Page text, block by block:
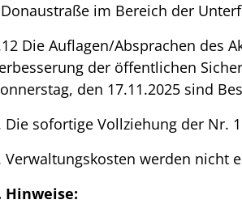
im Bereich der
Die Auflagen/Absprachen des
der öffentlichen
den 17.11.2025 sind
Die sofortige Vollziehung der Nr.
Verwaltungskosten werden nicht
Hinweise: